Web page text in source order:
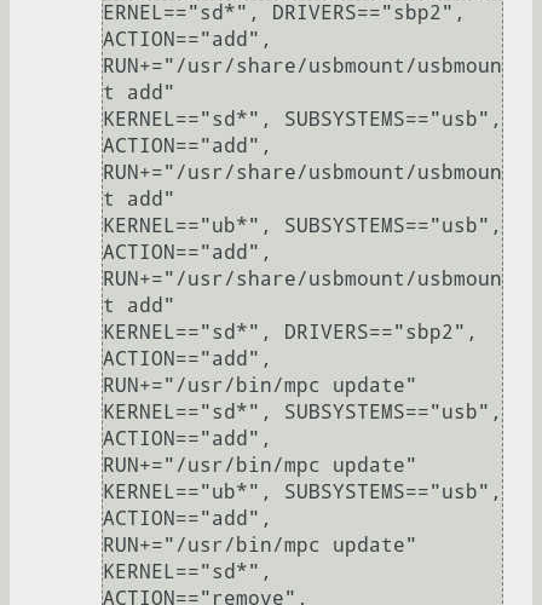
ERNEL=="sd*", DRIVERS=="sbp2",
ACTION=="add",
RUN+="/usr/share/usbmount/usbmoun
t add"
KERNEL=="sd*", SUBSYSTEMS=="usb",
ACTION=="add",
RUN+="/usr/share/usbmount/usbmoun
t add"
KERNEL=="ub*", SUBSYSTEMS=="usb",
ACTION=="add",
RUN+="/usr/share/usbmount/usbmoun
t add"
KERNEL=="sd*", DRIVERS=="sbp2",
ACTION=="add",
RUN+="/usr/bin/mpc update"
KERNEL=="sd*", SUBSYSTEMS=="usb",
ACTION=="add",
RUN+="/usr/bin/mpc update"
KERNEL=="ub*", SUBSYSTEMS=="usb",
ACTION=="add",
RUN+="/usr/bin/mpc update"
KERNEL=="sd*",
ACTION=="remove",